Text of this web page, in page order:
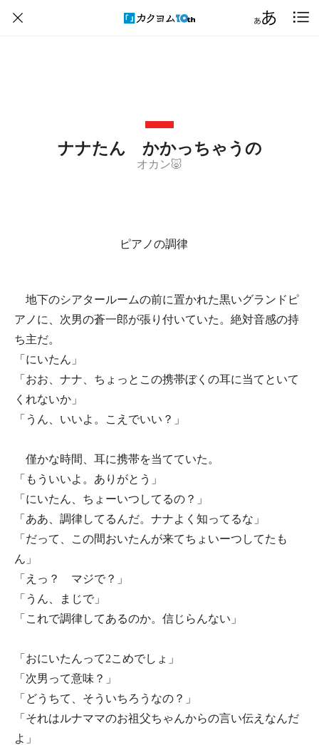
ナナたん かかっちゃうの
オカン🐷
ピアノの調律
地下のシアタールームの前に置かれた黒いグランドピ
アノに、次男の蒼一郎が張り付いていた。絶対音感の持
ち主だ。
「にいたん」
「おお、ナナ、ちょっとこの携帯ぼくの耳に当てといて
くれないか」
「うん、いいよ。こえでいい？」
僅かな時間、耳に携帯を当てていた。
「もういいよ。ありがとう」
「にいたん、ちょーいつしてるの？」
「ああ、調律してるんだ。ナナよく知ってるな」
「だって、この間おいたんが来てちょいーつしてたも
ん」
「えっ？ マジで？」
「うん、まじで」
「これで調律してあるのか。信じらんない」
「おにいたんって2こめでしょ」
「次男って意味？」
「どうちて、そういちろうなの？」
「それはルナママのお祖父ちゃんからの言い伝えなんだ
よ」